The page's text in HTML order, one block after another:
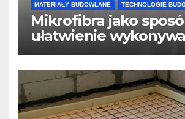
MATERIAŁY BUDOWLANE TECHNOLOGIE
Mikrofibra jako
ułatwienie
posadzek
konstrukcji